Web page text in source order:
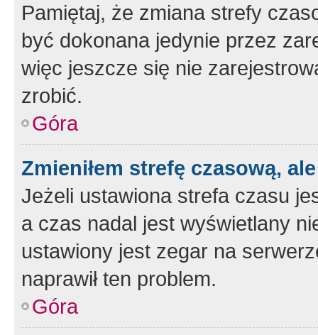
Pamiętaj, że zmiana strefy
być dokonana jedynie przez
więc jeszcze się nie
zrobić.
Góra
Zmieniłem strefę czasową,
Jeżeli ustawiona strefa czasu
a czas nadal jest wyświetlany
ustawiony jest zegar na
naprawił ten problem.
Góra